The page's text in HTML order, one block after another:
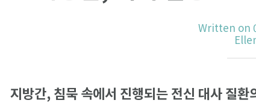
Written on
지방간, 침묵속에서 진행되는전신 대사질환